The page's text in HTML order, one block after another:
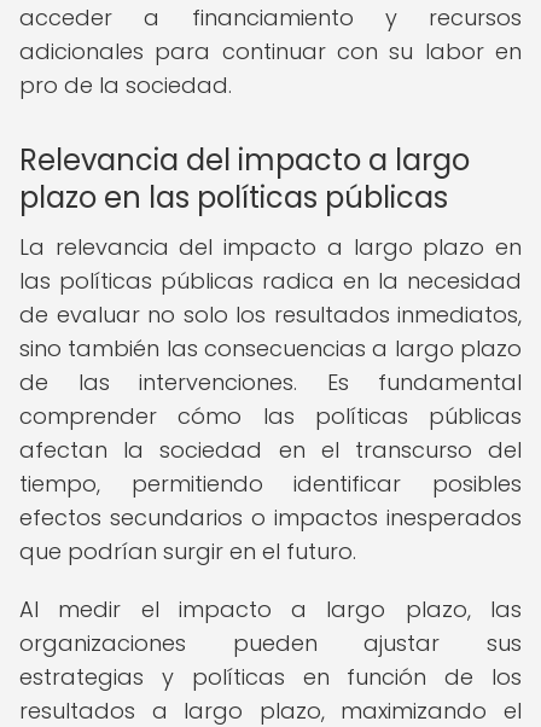
acceder a financiamiento y recursos
adicionales para continuar con su labor en
pro de la sociedad.
Relevancia del impacto a largo
plazo en las políticas públicas
La relevancia del impacto a largo plazo en
las políticas públicas radica en la necesidad
de evaluar no solo los resultados inmediatos,
sino también las consecuencias a largo plazo
de las intervenciones. Es fundamental
comprender cómo las políticas públicas
afectan la sociedad en el transcurso del
tiempo, permitiendo identificar posibles
efectos secundarios o impactos inesperados
que podrían surgir en el futuro.
Al medir el impacto a largo plazo, las
organizaciones pueden ajustar sus
estrategias y políticas en función de los
resultados a largo plazo, maximizando el